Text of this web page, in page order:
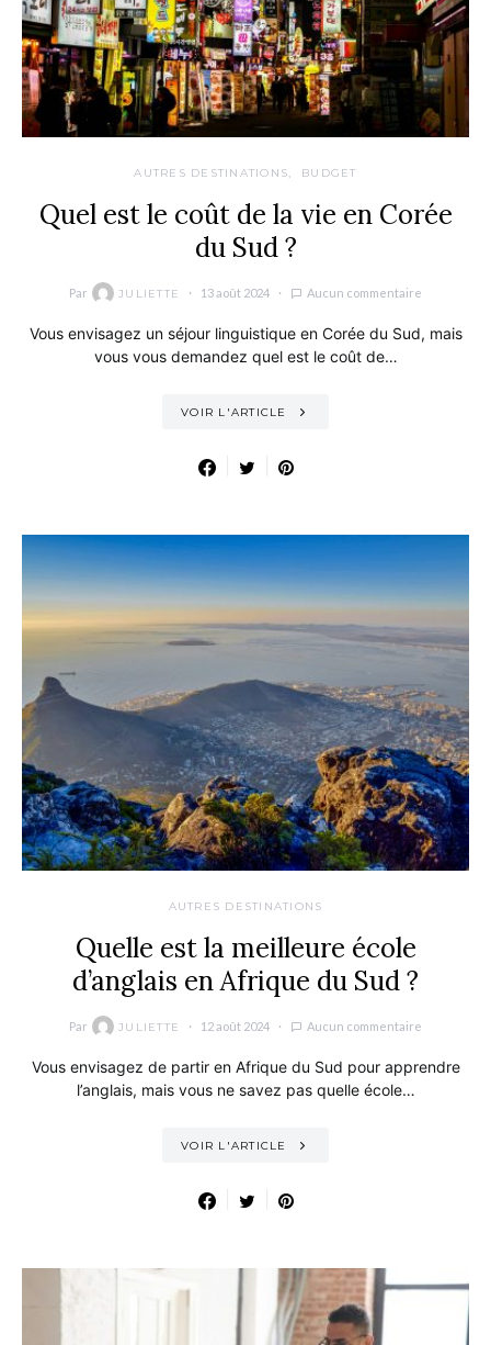
AUTRES DESTINATIONS BUDGET
Quel est le coût de la vie en Corée
du Sud ?
Par JULIETTE 13 août 2024 Aucun commentaire
Vous envisagez un séjour linguistique en Corée du Sud, mais
vous vous demandez quel est le coût de…
VOIR L'ARTICLE
AUTRES DESTINATIONS
Quelle est la meilleure école
d’anglais en Afrique du Sud ?
Par JULIETTE 12 août 2024 Aucun commentaire
Vous envisagez de partir en Afrique du Sud pour apprendre
l’anglais, mais vous ne savez pas quelle école…
VOIR L'ARTICLE